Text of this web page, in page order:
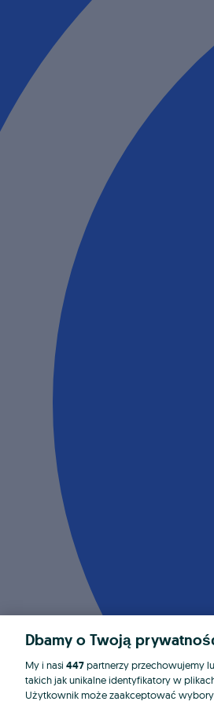
Dbamy o Twoją
My i nasi 447partnerzy przechowujemy
takich jak unikalne identyfikatory w
Użytkownik może zaakceptować